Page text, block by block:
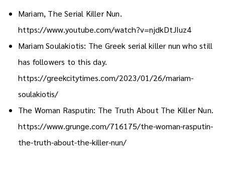
Mariam, The Serial Killer Nun.
https://www.youtube.com/watch?v=njdkDtJIuz4
Mariam Soulakiotis: The Greek serial killer nun who still
has followers to this day.
https://greekcitytimes.com/2023/01/26/mariam-
soulakiotis/
The Woman Rasputin: The Truth About The Killer Nun.
https://www.grunge.com/716175/the-woman-rasputin-
the-truth-about-the-killer-nun/